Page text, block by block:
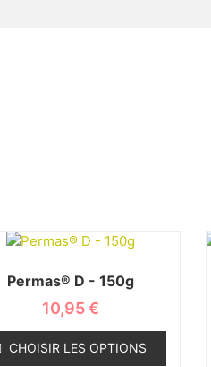
Permas® D - 150g
10,95€
CHOISIR LES OPTIONS